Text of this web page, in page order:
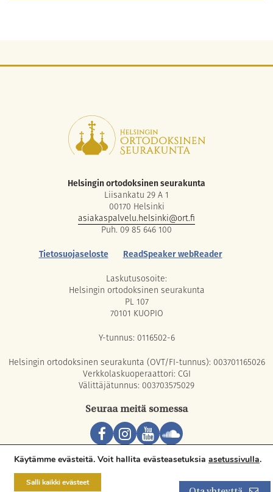
Helsingin ortodoksinen seurakunta
Liisankatu 29 A 1
00170 Helsinki
asiakaspalvelu.helsinki@ort.fi
Puh. 09 85 646 100
Tietosuojaseloste
ReadSpeaker webReader
Laskutusosoite:
Helsingin ortodoksinen seurakunta
PL 107
70101 KUOPIO
Y-tunnus: 0116502-6
Helsingin ortodoksinen seurakunta (OVT/FI-tunnus): 003701165026
Verkkolaskuoperaattori: CGI
Välittäjätunnus: 003703575029
Seuraa meitä somessa
Copyright © 2026 Orthodox Parish of Helsinki. All rights reserved.
Käytämme evästeitä. Voit hallita evästeasetuksia asetussivulla.
Salli kaikki evästeet